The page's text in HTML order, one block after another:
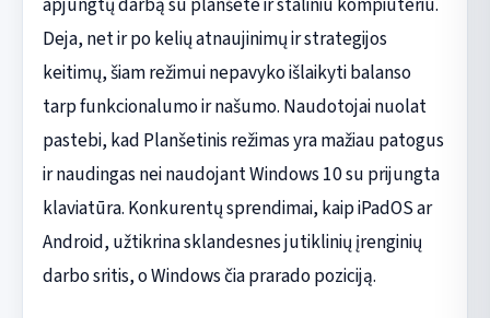
Deja, net ir po kelių atnaujinimų ir strategijos
keitimų, šiam režimui nepavyko išlaikyti balanso
tarp funkcionalumo ir našumo. Naudotojai nuolat
pastebi, kad Planšetinis režimas yra mažiau patogus
ir naudingas nei naudojant Windows 10 su prijungta
klaviatūra. Konkurentų sprendimai, kaip iPadOS ar
Android, užtikrina sklandesnes jutiklinių įrenginių
darbo sritis, o Windows čia prarado poziciją.